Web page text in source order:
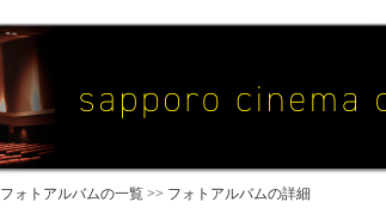
フォトアルバムの一覧 >> フォトアルバムの詳細